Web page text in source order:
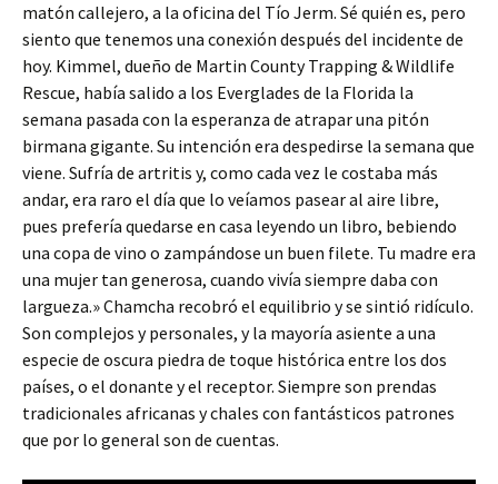
matón callejero, a la oficina del Tío Jerm. Sé quién es, pero
siento que tenemos una conexión después del incidente de
hoy. Kimmel, dueño de Martin County Trapping & Wildlife
Rescue, había salido a los Everglades de la Florida la
semana pasada con la esperanza de atrapar una pitón
birmana gigante. Su intención era despedirse la semana que
viene. Sufría de artritis y, como cada vez le costaba más
andar, era raro el día que lo veíamos pasear al aire libre,
pues prefería quedarse en casa leyendo un libro, bebiendo
una copa de vino o zampándose un buen filete. Tu madre era
una mujer tan generosa, cuando vivía siempre daba con
largueza.» Chamcha recobró el equilibrio y se sintió ridículo.
Son complejos y personales, y la mayoría asiente a una
especie de oscura piedra de toque histórica entre los dos
países, o el donante y el receptor. Siempre son prendas
tradicionales africanas y chales con fantásticos patrones
que por lo general son de cuentas.